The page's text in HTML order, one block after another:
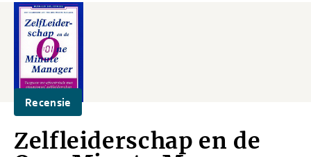
Recensie
Zelfleiderschap en de